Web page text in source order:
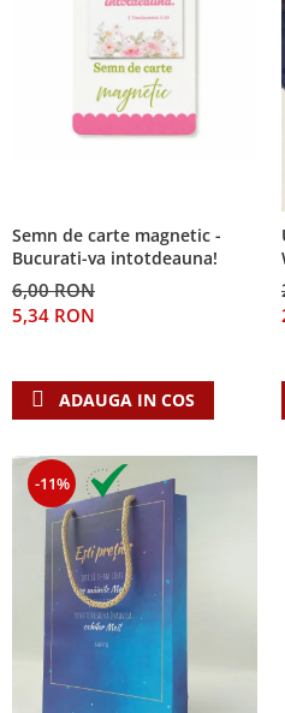
Semn de carte magnetic -
Bucurati-va intotdeauna!
6,00 RON
5,34 RON
ADAUGA IN COS
-11%